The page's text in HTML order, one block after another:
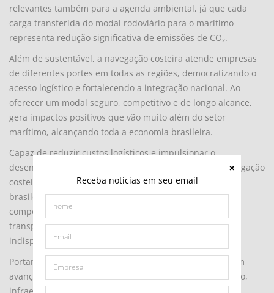
Receba notícias em seu email
relevantes também para a agenda ambiental, já que cada
carga transferida do modal rodoviário para o marítimo
representa redução significativa de emissões de CO₂.
Além de sustentável, a navegação costeira atende empresas
de diferentes portes em todas as regiões, democratizando o
acesso logístico e fortalecendo a integração nacional. Ao
oferecer um modal seguro, competitivo e de longo alcance,
gera impactos positivos que vão muito além do setor
marítimo, alcançando toda a economia brasileira.
Capaz de reduzir custos logísticos e impulsionar o
desenvolvimento e a inovação da indústria naval, a navegação
costeira pode ser considerada o xeque-mate da logística
brasileira. Reconhecê-la como um pilar estratégico da
competitividade nacional, integrando-a a uma matriz de
transporte mais inteligente, sustentável e resiliente, é
indispensável.
Portanto, a regulamentação da BR do Mar representa um
avanço relevante, mas somente com visão de longo prazo,
infraestrutura adequada, incentivos corretos e clareza